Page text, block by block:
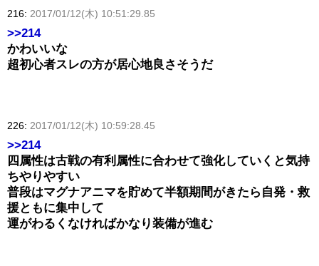
216: 2017/01/12(木) 10:51:29.85
>>214
かわいいな
超初心者スレの方が居心地良さそうだ
226: 2017/01/12(木) 10:59:28.45
>>214
四属性は古戦の有利属性に合わせて強化していくと気持
ちやりやすい
普段はマグナアニマを貯めて半額期間がきたら自発・救
援ともに集中して
運がわるくなければかなり装備が進む